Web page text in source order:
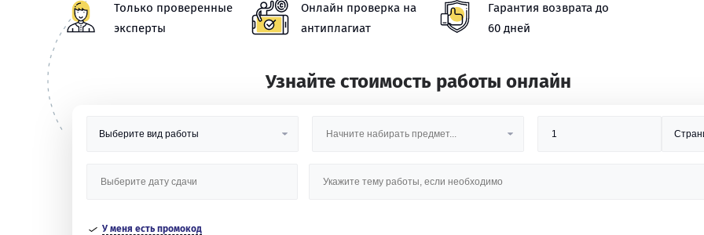
Только проверенные
эксперты
Онлайн проверка на
антиплагиат
Гарантия возврата до
60 дней
Узнайте стоимость работы онлайн
У меня есть промокод